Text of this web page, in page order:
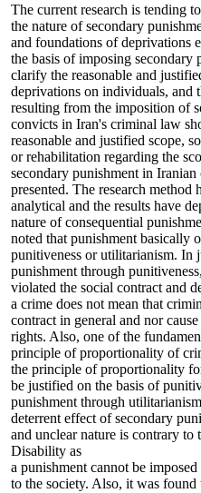
The current research is tending
the nature of secondary
and foundations of deprivations
the basis of imposing secondary
clarify the reasonable and
deprivations on individuals, and
resulting from the imposition of
convicts in Iran's criminal law
reasonable and justified scope,
or rehabilitation regarding the
secondary punishment in
presented. The research method
analytical and the results have
nature of consequential
noted that punishment basically
punitiveness or utilitarianism. In
punishment through
violated the social contract and
a crime does not mean that
contract in general and nor
rights. Also, one of the
principle of proportionality of
the principle of proportionality
be justified on the basis of
punishment through
deterrent effect of secondary
and unclear nature is contrary to
Disability as
a punishment cannot be
to the society. Also, it was found